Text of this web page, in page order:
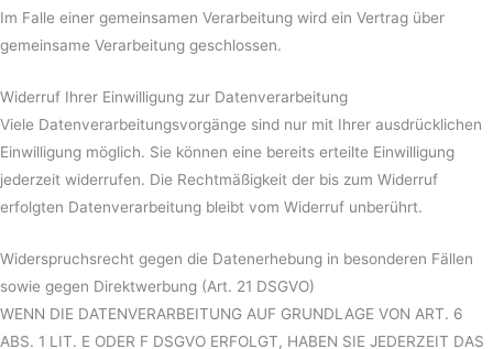
Im Falle einer gemeinsamen Verarbeitung wird ein Vertrag über
gemeinsame Verarbeitung geschlossen.
Widerruf Ihrer Einwilligung zur Datenverarbeitung
Viele Datenverarbeitungsvorgänge sind nur mit Ihrer ausdrücklichen
Einwilligung möglich. Sie können eine bereits erteilte Einwilligung
jederzeit widerrufen. Die Rechtmäßigkeit der bis zum Widerruf
erfolgten Datenverarbeitung bleibt vom Widerruf unberührt.
Widerspruchsrecht gegen die Datenerhebung in besonderen Fällen
sowie gegen Direktwerbung (Art. 21 DSGVO)
WENN DIE DATENVERARBEITUNG AUF GRUNDLAGE VON ART. 6
ABS. 1 LIT. E ODER F DSGVO ERFOLGT, HABEN SIE JEDERZEIT DAS